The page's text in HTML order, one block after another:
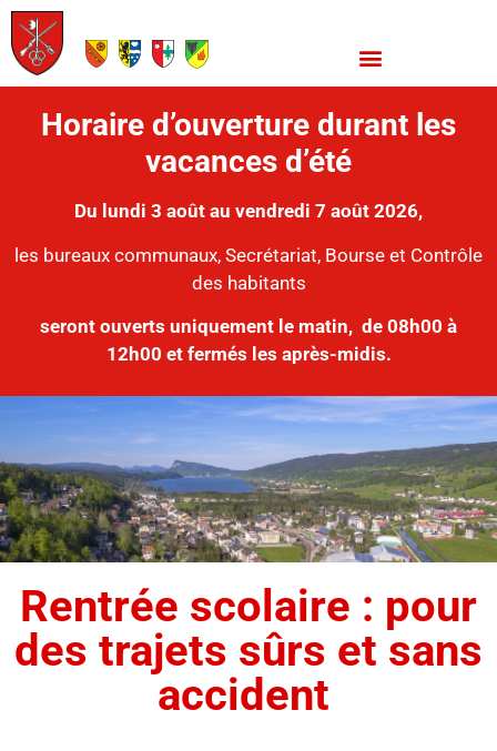
Horaire d’ouverture durant les
vacances d’été
Du lundi 3 août au vendredi 7 août 2026,
les bureaux communaux, Secrétariat, Bourse et Contrôle
des habitants
seront ouverts uniquement le matin, de 08h00 à
12h00 et fermés les après-midis.
Rentrée scolaire : pour
des trajets sûrs et sans
accident